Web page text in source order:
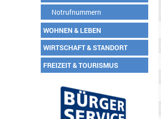
Notrufnummern
WOHNEN & LEBEN
WIRTSCHAFT & STANDORT
FREIZEIT & TOURISMUS